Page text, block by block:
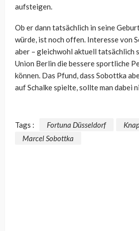
aufsteigen.
Ob er dann tatsächlich in seine
würde, ist noch offen. Interesse von
aber – gleichwohl aktuell tatsächlich
Union Berlin die bessere sportliche
können. Das Pfund, dass Sobottka
auf Schalke spielte, sollte man dabei
Tags : Fortuna Düsseldorf
Marcel Sobottka